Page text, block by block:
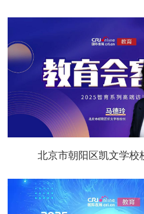
北京市朝阳区凯文学校